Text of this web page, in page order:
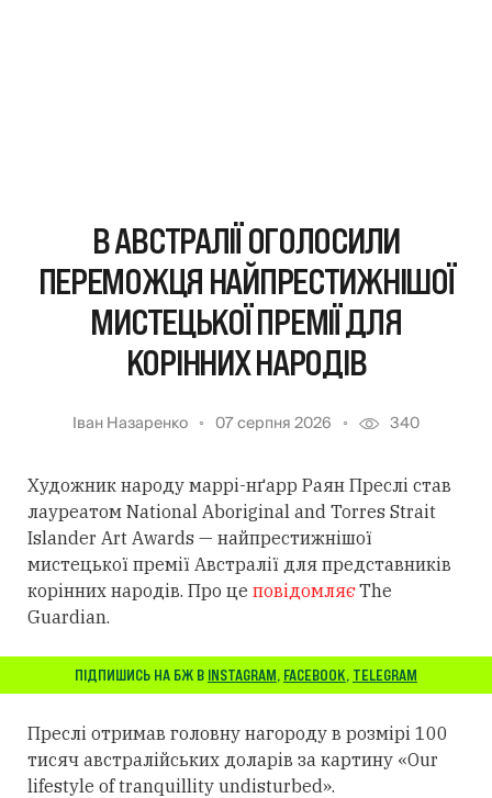
В АВСТРАЛІЇ ОГОЛОСИЛИ
ПЕРЕМОЖЦЯ НАЙПРЕСТИЖНІШОЇ
МИСТЕЦЬКОЇ ПРЕМІЇ ДЛЯ
КОРІННИХ НАРОДІВ
Іван Назаренко 07 серпня 2026 340
Художник народу маррі-нґарр Раян Преслі став
лауреатом National Aboriginal and Torres Strait
Islander Art Awards — найпрестижнішої
мистецької премії Австралії для представників
корінних народів. Про це повідомляєThe
Guardian.
ПІДПИШИСЬ НА БЖ В INSTAGRAM, FACEBOOK, TELEGRAM
Преслі отримав головну нагороду в розмірі 100
тисяч австралійських доларів за картину «Our
lifestyle of tranquillity undisturbed».